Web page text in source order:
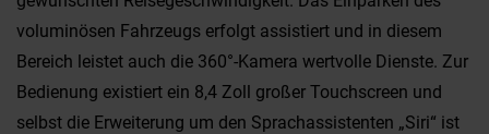
voluminösen Fahrzeugs erfolgt assistiert und in diesem
Bereich leistet auch die 360°-Kamera wertvolle Dienste. Zur
Bedienung existiert ein 8,4 Zoll großer Touchscreen und
selbst die Erweiterung um den Sprachassistenten „Siri“ ist